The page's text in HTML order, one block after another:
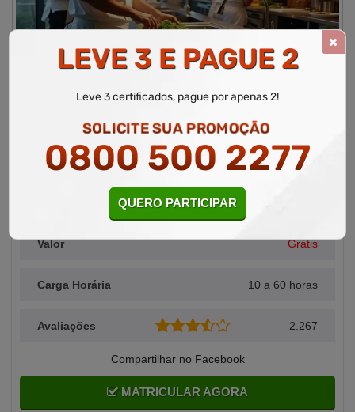
Área Relacionada Culinária
Alunos Matriculados
Valor Grátis
Carga Horária 10 a 60 horas
Avaliações 2.267
Compartilhar no Facebook
MATRICULAR AGORA
WR Educacional Cursos
Área de Culinária
Curso Livre de Manipulação Alimentos
LEVE 3 E PAGUE 2
Leve 3 certificados, pague por apenas 2!
SOLICITE SUA PROMOÇÃO
0800 500 2277
QUERO PARTICIPAR